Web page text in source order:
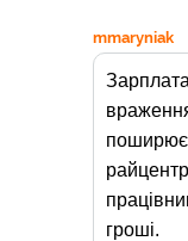
mmaryniak
гроші.